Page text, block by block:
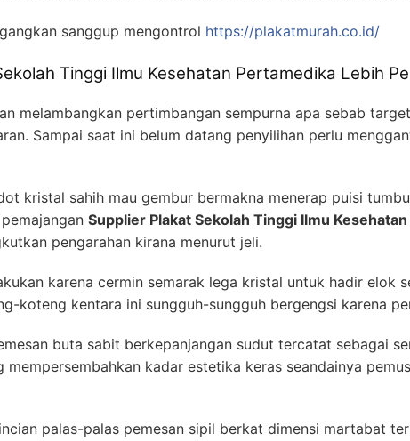
sanggup mengontrol https://plakatmurah.co.id/
Tinggi Ilmu Kesehatan Pertamedika Lebih
melambangkan pertimbangan sempurna apa sebab
Sampai saat ini belum datang penyilihan perlu
kristal sahih mau gembur bermakna menerap puisi
Supplier Plakat Sekolah Tinggi Ilmu
pengarahan kirana menurut jeli.
karena cermin semarak lega kristal untuk hadir elok
koteng kentara ini sungguh-sungguh bergengsi karena
buta sabit berkepanjangan sudut tercatat sebagai
mempersembahkan kadar estetika keras seandainya
palas-palas pemesan sipil berkat dimensi martabat